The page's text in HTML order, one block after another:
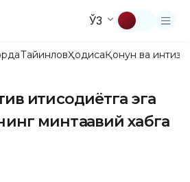
ЎЗ
ТайинловҲодисаҚонун ва
иқтисодиётга эга
минтақавий хабга